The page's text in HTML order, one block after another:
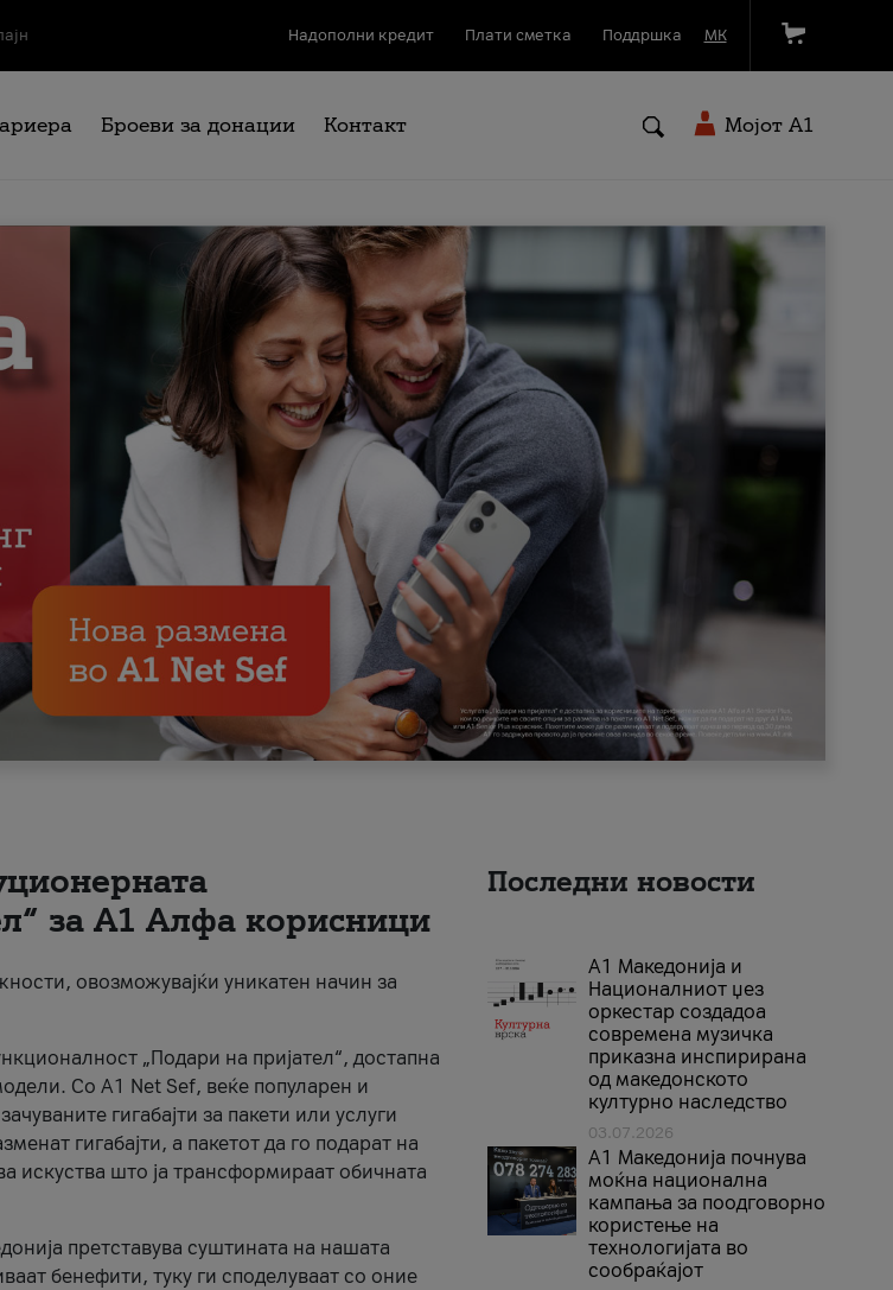
Надополни кредит Плати сметка Поддршка МК
Броеви за донации Контакт Мојот A1
за А1 Алфа корисници
овозможувајќи уникатен начин за
„Подари на пријател“, достапна
Со A1 Net Sef, веќе популарен и
гигабајти за пакети или услуги
гигабајти, а пакетот да го подарат на
искуства што ја трансформираат обичната
претставува суштината на нашата
бенефити, туку ги споделуваат со оние
Последни новости
А1 Македонија и
Националниот џез
оркестар создадоа
современа музичка
приказна инспирирана
од македонското
културно наследство
03.07.2026
A1 Македонија почнува
моќна национална
кампања за поодговорно
користење на
технологијата во
сообраќајот